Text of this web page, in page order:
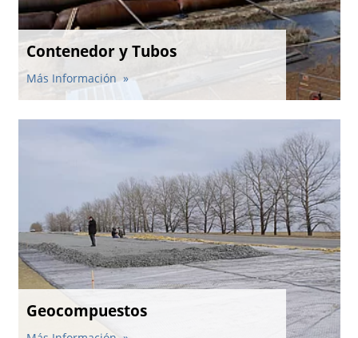
Contenedor y Tubos
Más Información
Geocompuestos